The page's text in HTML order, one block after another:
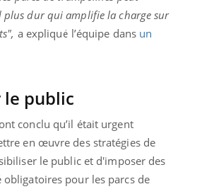
dur qui amplifie la charge sur
a expliqué l’équipe dans un
le public
conclu qu’il était urgent
en œuvre des stratégies de
le public et d'imposer des
obligatoires pour les parcs de